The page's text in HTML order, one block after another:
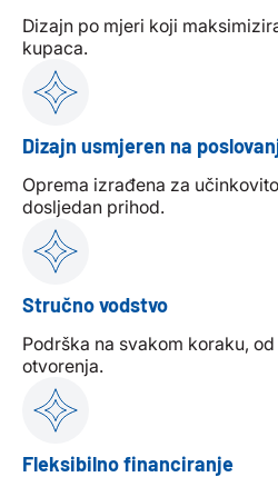
Dizajn po mjeri koji
kupaca.
Dizajn usmjeren na
Oprema izrađena za
dosljedan prihod.
Stručno vodstvo
Podrška na svakom koraku,
otvorenja.
Fleksibilno financiranje